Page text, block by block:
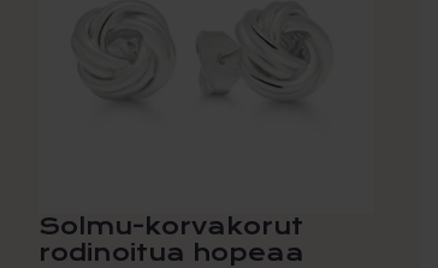
Solmu-korvakorut
rodinoitua hopeaa